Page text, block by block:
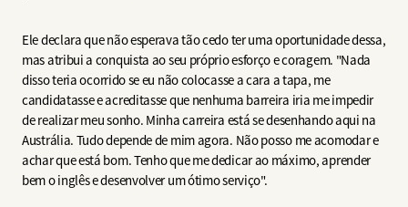
Ele declara que não esperava tão cedo ter uma oportunidade dessa,
mas atribui a conquista ao seu próprio esforço e coragem. "Nada
disso teria ocorrido se eu não colocasse a cara a tapa, me
candidatasse e acreditasse que nenhuma barreira iria me impedir
de realizar meu sonho. Minha carreira está se desenhando aqui na
Austrália. Tudo depende de mim agora. Não posso me acomodar e
achar que está bom. Tenho que me dedicar ao máximo, aprender
bem o inglês e desenvolver um ótimo serviço".